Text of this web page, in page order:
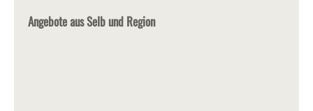
Angebote aus Selb und Region